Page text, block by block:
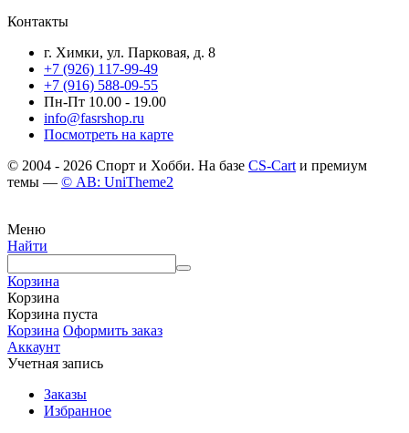
Контакты
г. Химки, ул. Парковая, д. 8
+7 (926) 117-99-49
+7 (916) 588-09-55
Пн-Пт 10.00 - 19.00
info@fasrshop.ru
Посмотреть на карте
© 2004 - 2026 Спорт и Хобби. На базе CS-Cart и премиум
темы — © AB: UniTheme2
Меню
Найти
Корзина
Корзина
Корзина пуста
Корзина Оформить заказ
Аккаунт
Учетная запись
Заказы
Избранное